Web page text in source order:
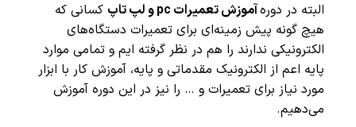
البته در دورهآموزش تعمیرات pc و لپ تاپ
کسانی که
هیچ گونه پیش زمینه‌ای برای تعمیرات دستگاه‌های
الکترونیکی ندارند را هم در نظر گرفته ایم و تمامی موارد
پایه اعم از الکترونیک مقدماتی و پایه، آموزش کار با ابزار
مورد نیاز برای تعمیرات و … را نیز در این دوره آموزش
می‌دهیم.